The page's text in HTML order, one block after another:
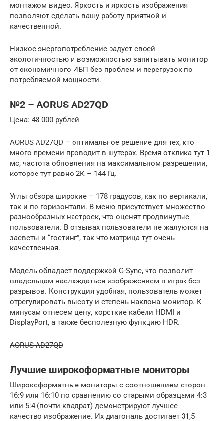
монтажом видео. Яркость и яркость изображения
позволяют сделать вашу работу приятной и
качественной.
Низкое энергопотребление радует своей
экологичностью и возможностью запитывать монитор
от экономичного ИБП без проблем и перегрузок по
потребляемой мощности.
№2 – AORUS AD27QD
Цена: 48 000 рублей
AORUS AD27QD – оптимальное решение для тех, кто
много времени проводит в шутерах. Время отклика тут 1
мс, частота обновления на максимальном разрешении,
которое тут равно 2К – 144 Гц.
Углы обзора широкие – 178 градусов, как по вертикали,
так и по горизонтали. В меню присутствует множество
разнообразных настроек, что оценят продвинутые
пользователи. В отзывах пользователи не жалуются на
засветы и “гостинг”, так что матрица тут очень
качественная.
Модель обладает поддержкой G-Sync, что позволит
владельцам наслаждаться изображением в играх без
разрывов. Конструкция удобная, пользователь может
отрегулировать высоту и степень наклона монитор. К
минусам отнесем цену, короткие кабели HDMI и
DisplayPort, а также бесполезную функцию HDR.
AORUS AD27QD
Лучшие широкоформатные мониторы
Широкоформатные мониторы с соотношением сторон
16:9 или 16:10 по сравнению со старыми образцами 4:3
или 5:4 (почти квадрат) демонстрируют лучшее
качество изображение. Их диагональ достигает 31,5